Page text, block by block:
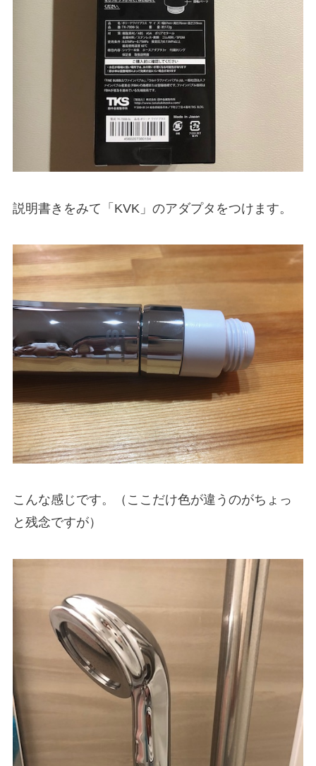
説明書きをみて「KVK」のアダプタをつけます。
こんな感じです。（ここだけ色が違うのがちょっ
と残念ですが）